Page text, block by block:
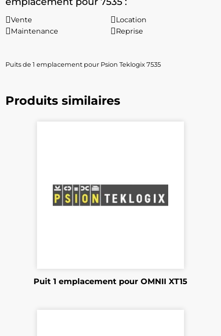
Vente
Location
Maintenance
Reprise
Puits de 1 emplacement pour Psion Teklogix 7535
Produits similaires
Puit 1 emplacement pour OMNII XT15